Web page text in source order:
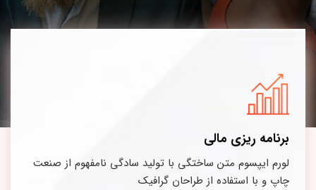
برنامه ریزی مالی
لورم ایپسوم متن ساختگی با تولید سادگی نامفهوم از صنعت
چاپ و با استفاده از طراحان گرافیک